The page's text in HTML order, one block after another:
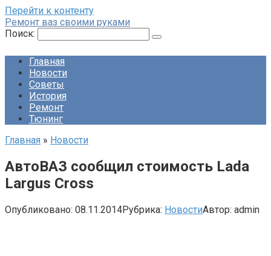
Перейти к контенту
Ремонт ваз своими руками
Поиск:
Главная
Новости
Советы
История
Ремонт
Тюнинг
Главная » Новости
АвтоВАЗ сообщил стоимость Lada
Largus Cross
Опубликовано: 08.11.2014Рубрика: НовостиАвтор: admin